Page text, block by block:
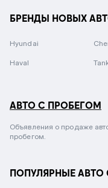
БРЕНДЫ НОВЫХ
Hyundai
Haval
АВТО С ПРОБЕГОМ
Объявления о продаже
пробегом.
ПОПУЛЯРНЫЕ АВТО